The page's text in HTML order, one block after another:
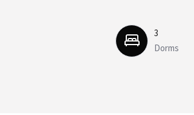
3
Dorms